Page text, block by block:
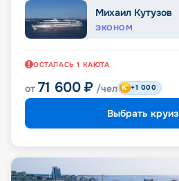
Михаил Кутузов
ЭКОНОМ
ОСТАЛАСЬ 1 КАЮТА
от 71 600 ₽ /чел +1 000
Выбрать круиз